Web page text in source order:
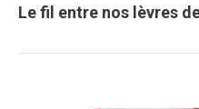
Le fil entre nos lèvres